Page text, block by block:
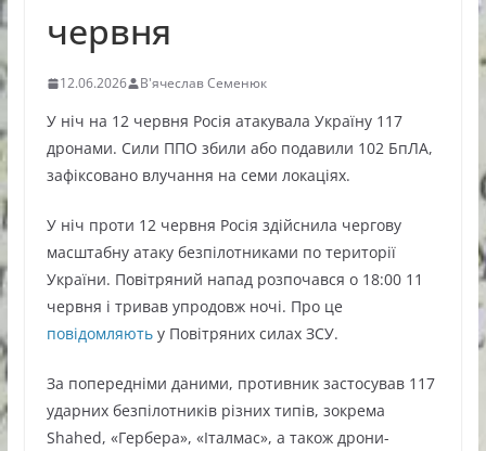
червня
12.06.2026 В'ячеслав Семенюк
У ніч на 12 червня Росія атакувала Україну 117
дронами. Сили ППО збили або подавили 102 БпЛА,
зафіксовано влучання на семи локаціях.
У ніч проти 12 червня Росія здійснила чергову
масштабну атаку безпілотниками по території
України. Повітряний напад розпочався о 18:00 11
червня і тривав упродовж ночі. Про це
повідомляютьу Повітряних силах ЗСУ.
За попередніми даними, противник застосував 117
ударних безпілотників різних типів, зокрема
Shahed, «Гербера», «Італмас», а також дрони-